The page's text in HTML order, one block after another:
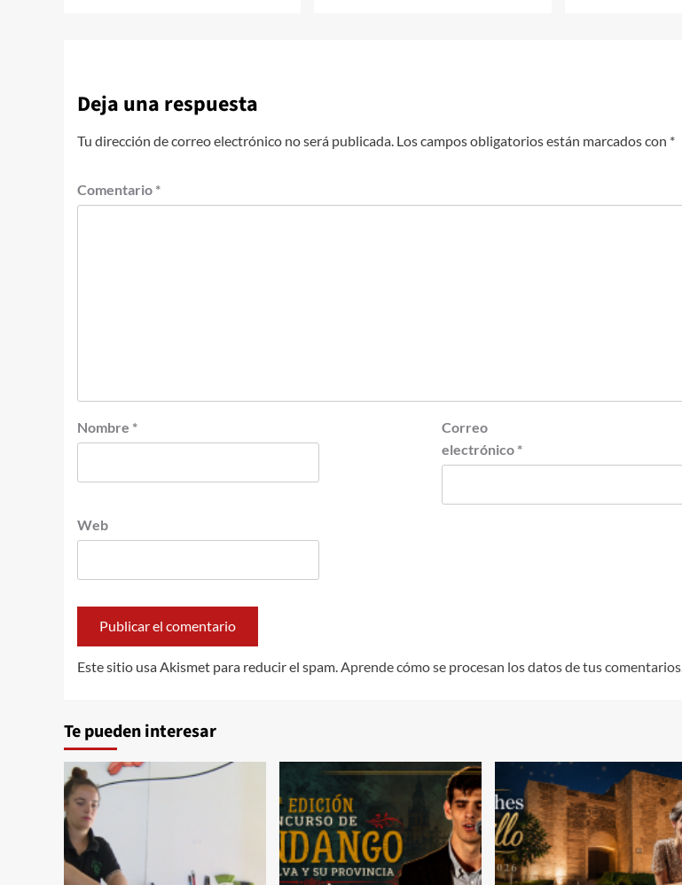
Deja una respuesta
Tu dirección de correo electrónico no será publicada. Los campos obligatorios están marcados con *
Comentario *
Nombre *
Correo
electrónico *
Web
Este sitio usa Akismet para reducir el spam. Aprende cómo se procesan los datos de tus comentarios.
Te pueden interesar